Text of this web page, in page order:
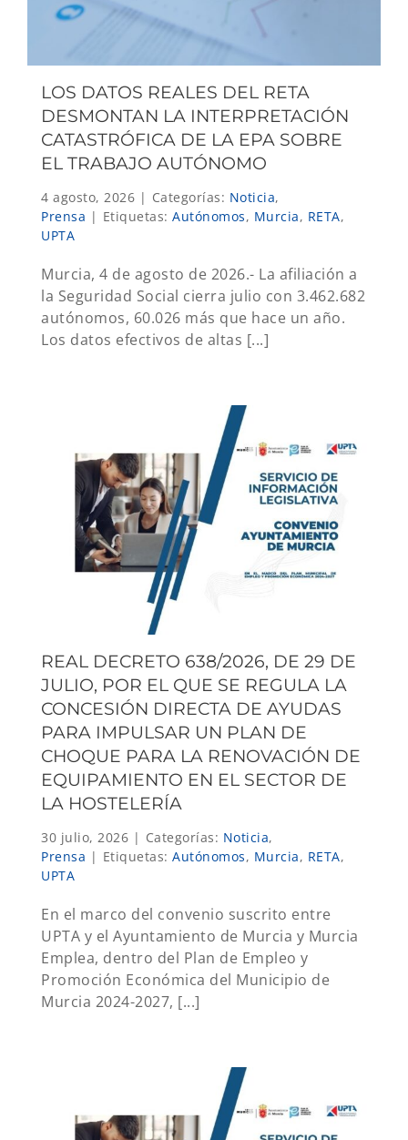
LOS DATOS REALES DEL RETA
DESMONTAN LA INTERPRETACIÓN
CATASTRÓFICA DE LA EPA SOBRE
EL TRABAJO AUTÓNOMO
4 agosto, 2026 | Categorías: Noticia,
Prensa | Etiquetas: Autónomos, Murcia, RETA,
UPTA
Murcia, 4 de agosto de 2026.- La afiliación a
la Seguridad Social cierra julio con 3.462.682
autónomos, 60.026 más que hace un año.
Los datos efectivos de altas [...]
REAL DECRETO 638/2026, DE 29 DE
JULIO, POR EL QUE SE REGULA LA
CONCESIÓN DIRECTA DE AYUDAS
PARA IMPULSAR UN PLAN DE
CHOQUE PARA LA RENOVACIÓN DE
EQUIPAMIENTO EN EL SECTOR DE
LA HOSTELERÍA
30 julio, 2026 | Categorías: Noticia,
Prensa | Etiquetas: Autónomos, Murcia, RETA,
UPTA
En el marco del convenio suscrito entre
UPTA y el Ayuntamiento de Murcia y Murcia
Emplea, dentro del Plan de Empleo y
Promoción Económica del Municipio de
Murcia 2024-2027, [...]